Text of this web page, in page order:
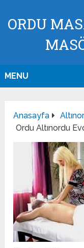
ORDU
MENU
Anasayfa
Ordu Altınordu